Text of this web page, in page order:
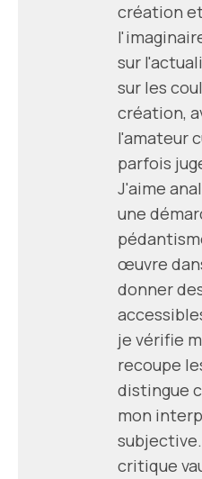
création
sur
sur les
création,
l'amateur
parfois
J'aime
une
œuvre
donner
je vérifie
recoupe
distingue
mon
critique